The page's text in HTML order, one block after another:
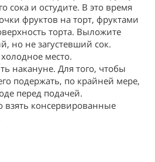
сока и остудите. В это время
фруктов на торт, фруктами
торта. Выложите
но не загустевший сок.
место.
накануне. Для того, чтобы
подержать, по крайней мере,
перед подачей.
консервированные